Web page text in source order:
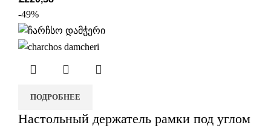
-49%
ПОДРОБНЕЕ
Настольный держатель рамки под углом